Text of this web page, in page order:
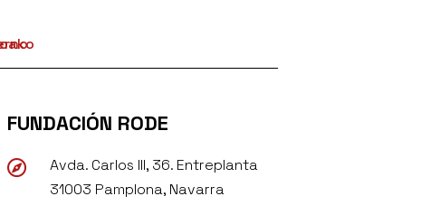
FUNDACIÓN RODE

Avda. Carlos III, 36. Entreplanta
31003 Pamplona, Navarra